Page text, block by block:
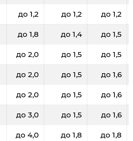
до 1,2 до 1,2 до 1,2
до 1,8 до 1,4 до 1,5
до 2,0 до 1,5 до 1,5
до 2,0 до 1,5 до 1,6
до 2,0 до 1,5 до 1,6
до 3,0 до 1,5 до 1,6
до 4,0 до 1,8 до 1,8